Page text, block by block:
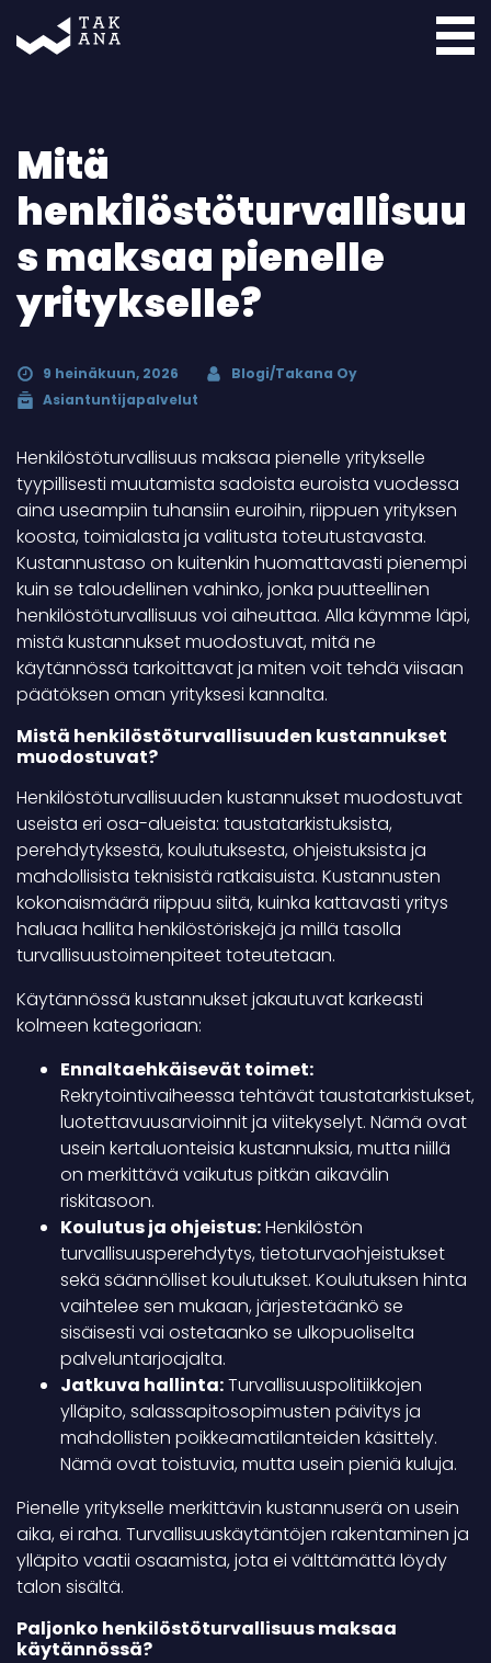
Mitä
henkilöstöturvallisuu
s maksaa pienelle
yritykselle?
9 heinäkuun, 2026
Blogi/Takana Oy
Asiantuntijapalvelut
Henkilöstöturvallisuus maksaa pienelle yritykselle
tyypillisesti muutamista sadoista euroista vuodessa
aina useampiin tuhansiin euroihin, riippuen yrityksen
koosta, toimialasta ja valitusta toteutustavasta.
Kustannustaso on kuitenkin huomattavasti pienempi
kuin se taloudellinen vahinko, jonka puutteellinen
henkilöstöturvallisuus voi aiheuttaa. Alla käymme läpi,
mistä kustannukset muodostuvat, mitä ne
käytännössä tarkoittavat ja miten voit tehdä viisaan
päätöksen oman yrityksesi kannalta.
Mistä henkilöstöturvallisuuden kustannukset
muodostuvat?
Henkilöstöturvallisuuden kustannukset muodostuvat
useista eri osa-alueista: taustatarkistuksista,
perehdytyksestä, koulutuksesta, ohjeistuksista ja
mahdollisista teknisistä ratkaisuista. Kustannusten
kokonaismäärä riippuu siitä, kuinka kattavasti yritys
haluaa hallita henkilöstöriskejä ja millä tasolla
turvallisuustoimenpiteet toteutetaan.
Käytännössä kustannukset jakautuvat karkeasti
kolmeen kategoriaan:
Ennaltaehkäisevät toimet:
Rekrytointivaiheessa tehtävät taustatarkistukset,
luotettavuusarvioinnit ja viitekyselyt. Nämä ovat
usein kertaluonteisia kustannuksia, mutta niillä
on merkittävä vaikutus pitkän aikavälin
riskitasoon.
Koulutus ja ohjeistus:Henkilöstön
turvallisuusperehdytys, tietoturvaohjeistukset
sekä säännölliset koulutukset. Koulutuksen hinta
vaihtelee sen mukaan, järjestetäänkö se
sisäisesti vai ostetaanko se ulkopuoliselta
palveluntarjoajalta.
Jatkuva hallinta:Turvallisuuspolitiikkojen
ylläpito, salassapitosopimusten päivitys ja
mahdollisten poikkeamatilanteiden käsittely.
Nämä ovat toistuvia, mutta usein pieniä kuluja.
Pienelle yritykselle merkittävin kustannuserä on usein
aika, ei raha. Turvallisuuskäytäntöjen rakentaminen ja
ylläpito vaatii osaamista, jota ei välttämättä löydy
talon sisältä.
Paljonko henkilöstöturvallisuus maksaa
käytännössä?